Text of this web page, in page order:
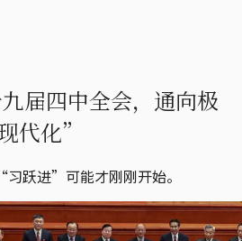
届四中全会，通向极
代化”
跃进”可能才刚刚开始。